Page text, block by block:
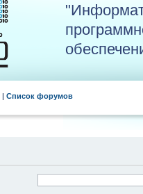
| Список форумов